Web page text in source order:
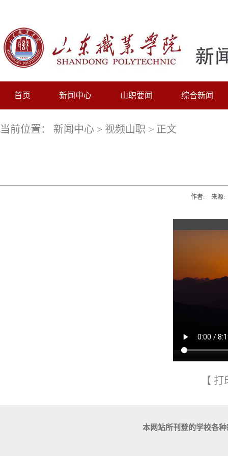
首页 新闻中心 山职要闻 综合新闻
当前位置： 新闻中心 > 视频山职 > 正文
作者: 来源:
【 打
本网站所刊登的学校各